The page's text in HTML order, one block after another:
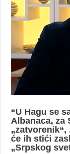
“U Hagu se
Albanaca, za
će ih stići
„Srpskog